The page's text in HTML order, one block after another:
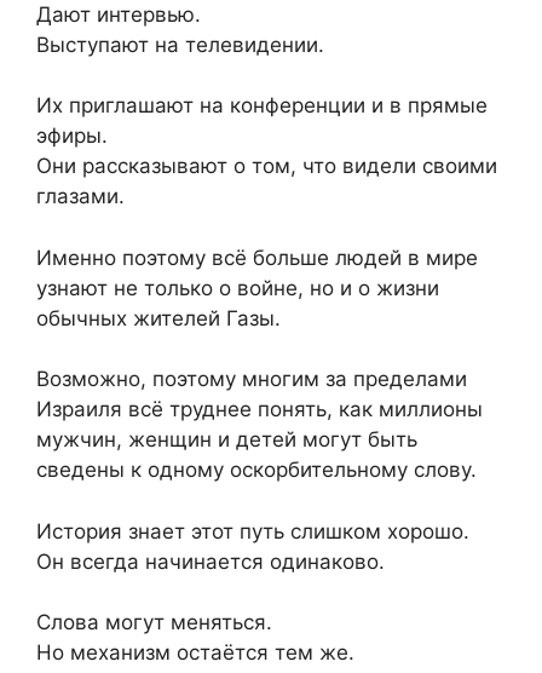
Дают интервью.
Выступают на телевидении.
Их приглашают на конференции и в прямые
эфиры.
Они рассказывают о том, что видели своими
глазами.
Именно поэтому всё больше людей в мире
узнают не только о войне, но и о жизни
обычных жителей Газы.
Возможно, поэтому многим за пределами
Израиля всё труднее понять, как миллионы
мужчин, женщин и детей могут быть
сведены к одному оскорбительному слову.
История знает этот путь слишком хорошо.
Он всегда начинается одинаково.
Слова могут меняться.
Но механизм остаётся тем же.